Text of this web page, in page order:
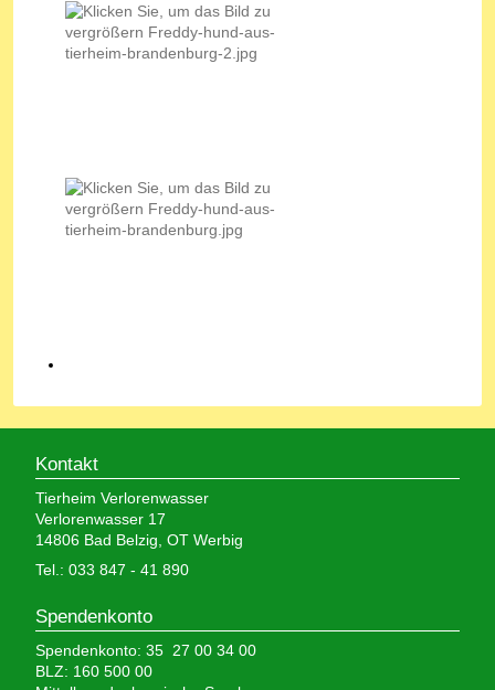
Kontakt
Tierheim Verlorenwasser
Verlorenwasser 17
14806 Bad Belzig, OT Werbig
Tel.: 033 847 - 41 890
Spendenkonto
Spendenkonto: 35 27 00 34 00
BLZ: 160 500 00